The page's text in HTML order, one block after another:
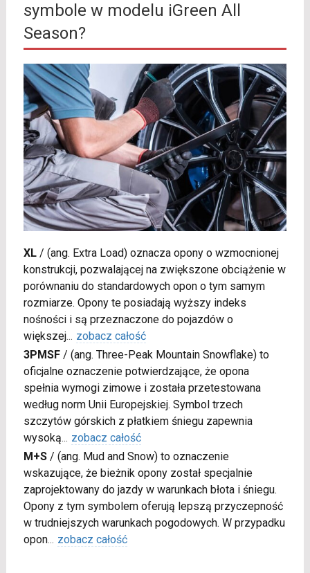
symbole w modelu iGreen All
Season?
XL/ (ang. Extra Load) oznacza opony o wzmocnionej
konstrukcji, pozwalającej na zwiększone obciążenie w
porównaniu do standardowych opon o tym samym
rozmiarze. Opony te posiadają wyższy indeks
nośności i są przeznaczone do pojazdów o
większej... zobacz całość
3PMSF/ (ang. Three-Peak Mountain Snowflake) to
oficjalne oznaczenie potwierdzające, że opona
spełnia wymogi zimowe i została przetestowana
według norm Unii Europejskiej. Symbol trzech
szczytów górskich z płatkiem śniegu zapewnia
wysoką... zobacz całość
M+S/ (ang. Mud and Snow) to oznaczenie
wskazujące, że bieżnik opony został specjalnie
zaprojektowany do jazdy w warunkach błota i śniegu.
Opony z tym symbolem oferują lepszą przyczepność
w trudniejszych warunkach pogodowych. W przypadku
opon... zobacz całość